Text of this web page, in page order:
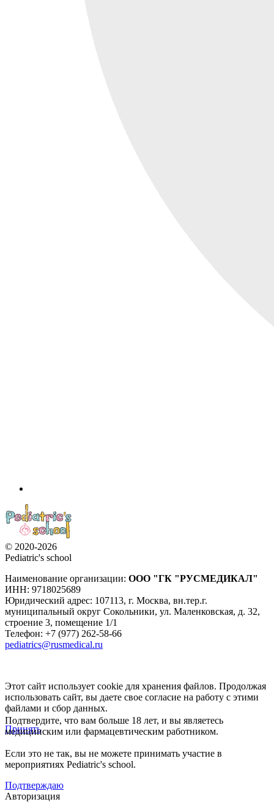
© 2020-2026
Pediatric's school
Наименование организации: ООО "ГК "РУСМЕДИКАЛ"
ИНН: 9718025689
Юридический адрес: 107113, г. Москва, вн.тер.г.
муниципальный округ Сокольники, ул. Маленковская, д. 32,
строение 3, помещение 1/1
Телефон: +7 (977) 262-58-66
pediatrics@rusmedical.ru
Этот сайт использует cookie для хранения файлов. Продолжая
использовать сайт, вы даете свое согласие на работу с этими
файлами и сбор данных.
Принять
Подтвердите, что вам больше 18 лет, и вы являетесь
медицинским или фармацевтическим работником.
Если это не так, вы не можете принимать участие в
мероприятиях Pediatric's school.
Подтверждаю
Авторизация